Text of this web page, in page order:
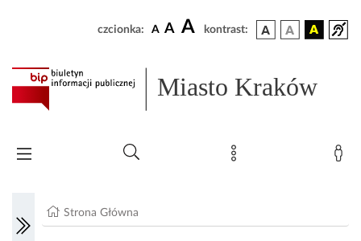
czcionka: A A A kontrast:
Miasto Kraków
Strona Główna